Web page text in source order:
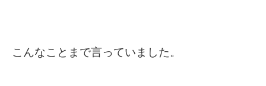
こんなことまで言っていました。